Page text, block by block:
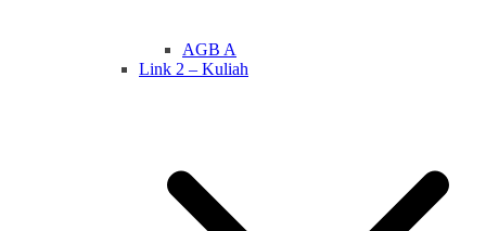
AGB A
Link 2 – Kuliah